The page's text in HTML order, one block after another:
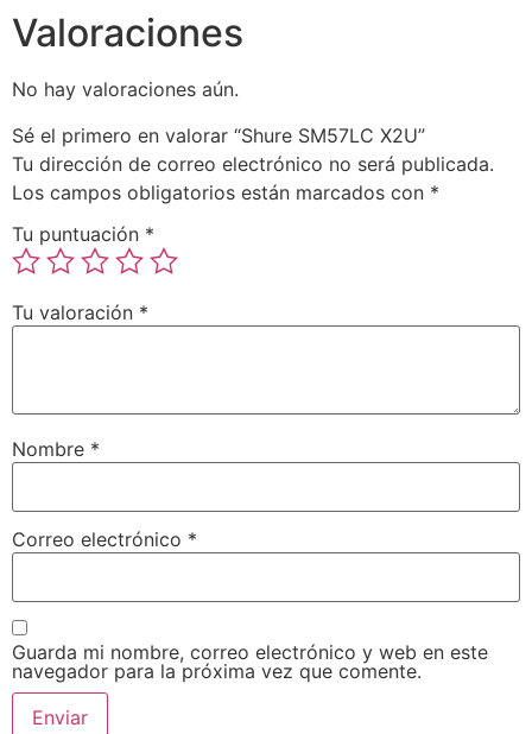
Valoraciones
No hay valoraciones aún.
Sé el primero en valorar “Shure SM57LC X2U”
Tu dirección de correo electrónico no será publicada.
Los campos obligatorios están marcados con *
Tu puntuación *
Tu valoración *
Nombre *
Correo electrónico *
Guarda mi nombre, correo electrónico y web en este
navegador para la próxima vez que comente.